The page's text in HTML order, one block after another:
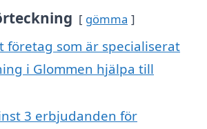
gömma
företag som är specialiserat
i Glommen hjälpa till
3 erbjudanden för